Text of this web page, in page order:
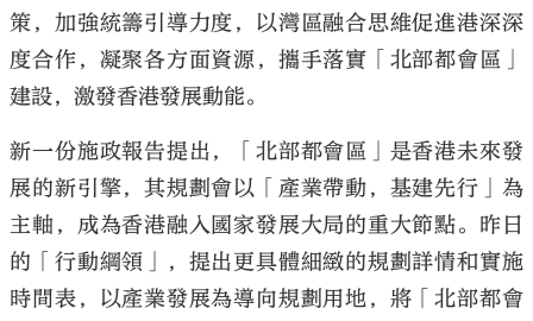
策，加強統籌引導力度，以灣區融合思維促進港深深
度合作，凝聚各方面資源，攜手落實「北部都會區」
建設，激發香港發展動能。
新一份施政報告提出，「北部都會區」是香港未來發
展的新引擎，其規劃會以「產業帶動，基建先行」為
主軸，成為香港融入國家發展大局的重大節點。昨日
的「行動綱領」，提出更具體細緻的規劃詳情和實施
時間表，以產業發展為導向規劃用地，將「北部都會